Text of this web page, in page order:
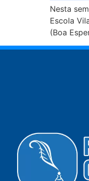
Nesta
Escola
(Boa